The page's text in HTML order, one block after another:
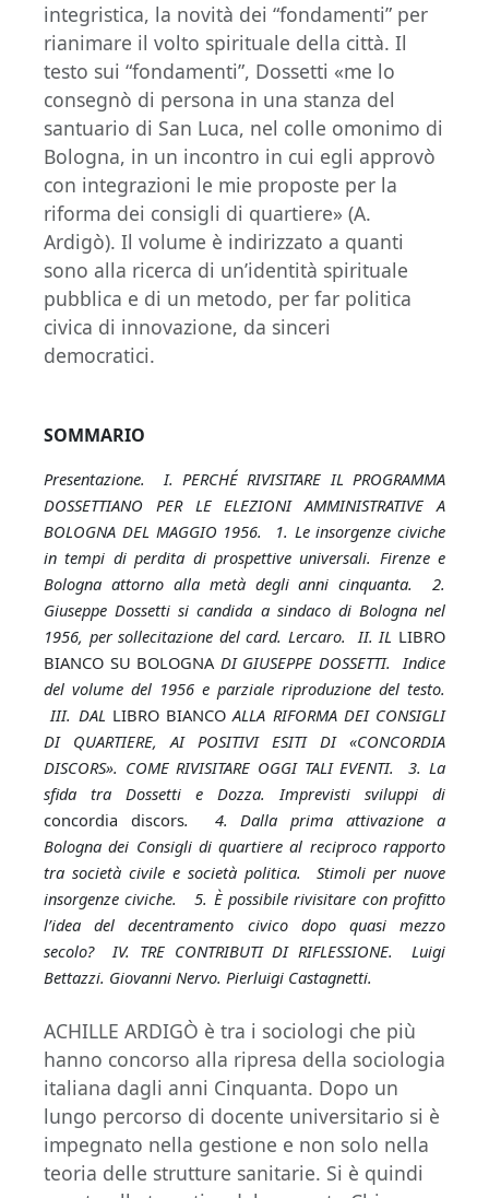
integristica, la novità dei “fondamenti” per
rianimare il volto spirituale della città. Il
testo sui “fondamenti”, Dossetti «me lo
consegnò di persona in una stanza del
santuario di San Luca, nel colle omonimo di
Bologna, in un incontro in cui egli approvò
con integrazioni le mie proposte per la
riforma dei consigli di quartiere» (A.
Ardigò). Il volume è indirizzato a quanti
sono alla ricerca di un’identità spirituale
pubblica e di un metodo, per far politica
civica di innovazione, da sinceri
democratici.
SOMMARIO
Presentazione. I. PERCHÉ RIVISITARE IL PROGRAMMA
DOSSETTIANO PER LE ELEZIONI AMMINISTRATIVE A
BOLOGNA DEL MAGGIO 1956. 1. Le insorgenze civiche
in tempi di perdita di prospettive universali. Firenze e
Bologna attorno alla metà degli anni cinquanta. 2.
Giuseppe Dossetti si candida a sindaco di Bologna nel
1956, per sollecitazione del card. Lercaro. II. IL LIBRO
BIANCO SU BOLOGNADI GIUSEPPE DOSSETTI. Indice
del volume del 1956 e parziale riproduzione del testo.
III. DAL LIBRO BIANCO ALLA RIFORMA DEI CONSIGLI
DI QUARTIERE, AI POSITIVI ESITI DI «CONCORDIA
DISCORS». COME RIVISITARE OGGI TALI EVENTI. 3. La
sfida tra Dossetti e Dozza. Imprevisti sviluppi di
concordia discors. 4. Dalla prima attivazione a
Bologna dei Consigli di quartiere al reciproco rapporto
tra società civile e società politica. Stimoli per nuove
insorgenze civiche. 5. È possibile rivisitare con profitto
l’idea del decentramento civico dopo quasi mezzo
secolo? IV. TRE CONTRIBUTI DI RIFLESSIONE. Luigi
Bettazzi. Giovanni Nervo. Pierluigi Castagnetti.
ACHILLE ARDIGÒ è tra i sociologi che più
hanno concorso alla ripresa della sociologia
italiana dagli anni Cinquanta. Dopo un
lungo percorso di docente universitario si è
impegnato nella gestione e non solo nella
teoria delle strutture sanitarie. Si è quindi